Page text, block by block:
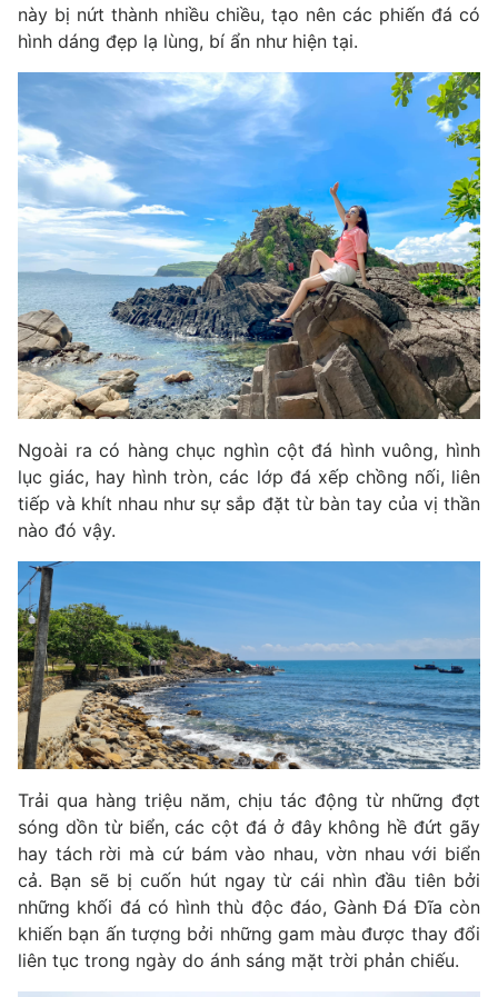
này bị nứt thành nhiều chiều, tạo nên các phiến đá có
hình dáng đẹp lạ lùng, bí ẩn như hiện tại.
Ngoài ra có hàng chục nghìn cột đá hình vuông, hình
lục giác, hay hình tròn, các lớp đá xếp chồng nối, liên
tiếp và khít nhau như sự sắp đặt từ bàn tay của vị thần
nào đó vậy.
Trải qua hàng triệu năm, chịu tác động từ những đợt
sóng dồn từ biển, các cột đá ở đây không hề đứt gãy
hay tách rời mà cứ bám vào nhau, vờn nhau với biển
cả. Bạn sẽ bị cuốn hút ngay từ cái nhìn đầu tiên bởi
những khối đá có hình thù độc đáo, Gành Đá Đĩa còn
khiến bạn ấn tượng bởi những gam màu được thay đổi
liên tục trong ngày do ánh sáng mặt trời phản chiếu.